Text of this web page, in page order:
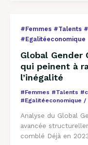
#Femmes #Talents
#Egalitéeconomique
Global Gender
qui peinent à
l’inégalité
#Femmes #Talents
#Egalitéeconomique /
Analyse du Global
avancée
comblé Déjà en
Global
Gender
2025
:
des
chiffres
qui
à
raconter
la